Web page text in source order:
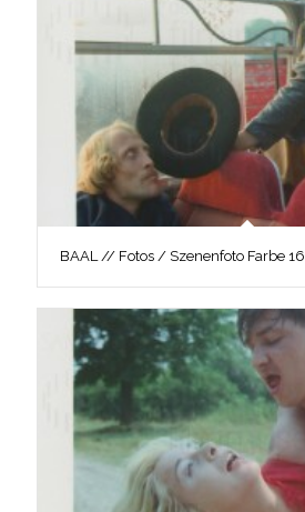
BAAL // Fotos / Szenenfoto Farbe 16